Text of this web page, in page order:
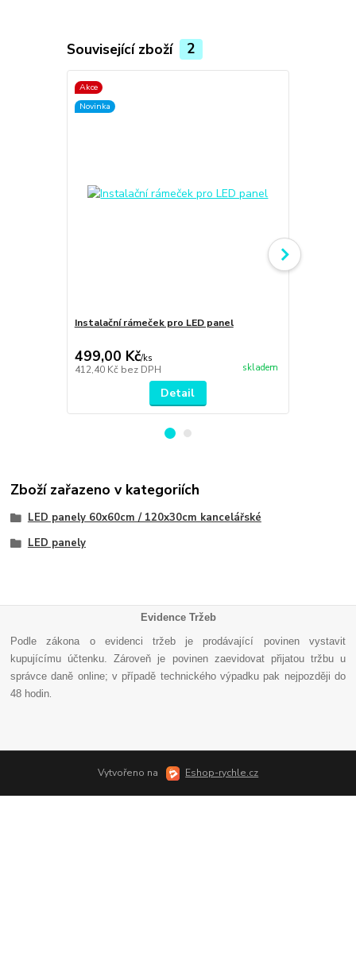
Související zboží 2
Akce
Novinka
Instalační rámeček pro LED panel
499,00 Kč/ks
412,40 Kč bez DPH skladem
Detail
Zboží zařazeno v kategoriích
LED panely 60x60cm / 120x30cm kancelářské
LED panely
Evidence Tržeb
Podle zákona o evidenci tržeb je prodávající povinen vystavit
kupujícímu účtenku. Zároveň je povinen zaevidovat přijatou tržbu u
správce daně online; v případě technického výpadku pak nejpozději do
48 hodin
Vytvořeno na Eshop-rychle.cz